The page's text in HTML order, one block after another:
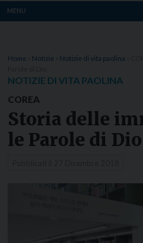
MENU
Dove siamo
Risorse
Media
Home Notizie Notizie di vita paolina
NOTIZIE DI VITA PAOLINA
COREA
Storia delle
le Parole di Dio